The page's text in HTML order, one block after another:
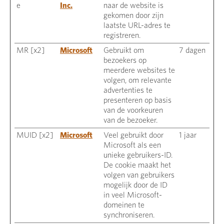
e
Inc.
naar de website is
gekomen door zijn
laatste URL-adres te
registreren.
MR [x2] Microsoft
Gebruikt om
bezoekers op
meerdere websites te
volgen, om relevante
advertenties te
presenteren op basis
van de voorkeuren
van de bezoeker.
7 dagen
MUID [x2] Microsoft
Veel gebruikt door
Microsoft als een
unieke gebruikers-ID.
De cookie maakt het
volgen van gebruikers
mogelijk door de ID
in veel Microsoft-
domeinen te
synchroniseren.
1 jaar